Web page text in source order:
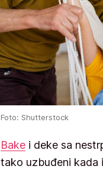
Foto: Shutterstock
Bake i deke sa
tako uzbuđeni kada